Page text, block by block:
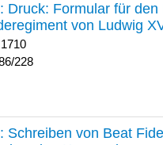
228 : Druck: Formular für
von Ludwig
228
227 : Schreiben von Beat